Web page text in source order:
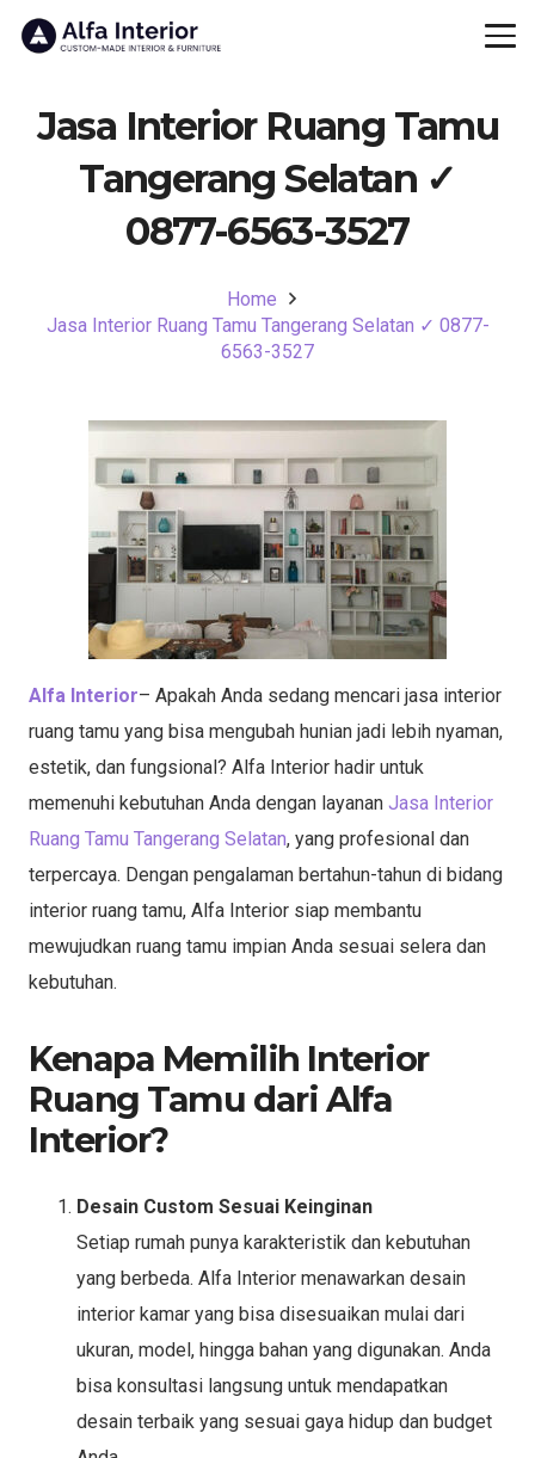
Jasa Interior Ruang Tamu
Tangerang Selatan ✓
0877-6563-3527
Home
Jasa Interior Ruang Tamu Tangerang Selatan ✓ 0877-
6563-3527
Alfa Interior– Apakah Anda sedang mencari jasa interior
ruang tamu yang bisa mengubah hunian jadi lebih nyaman,
estetik, dan fungsional? Alfa Interior hadir untuk
memenuhi kebutuhan Anda dengan layanan Jasa Interior
Ruang Tamu Tangerang Selatan, yang profesional dan
terpercaya. Dengan pengalaman bertahun-tahun di bidang
interior ruang tamu, Alfa Interior siap membantu
mewujudkan ruang tamu impian Anda sesuai selera dan
kebutuhan.
Kenapa Memilih Interior
Ruang Tamu dari Alfa
Interior?
Desain Custom Sesuai Keinginan
Setiap rumah punya karakteristik dan kebutuhan
yang berbeda. Alfa Interior menawarkan desain
interior kamar yang bisa disesuaikan mulai dari
ukuran, model, hingga bahan yang digunakan. Anda
bisa konsultasi langsung untuk mendapatkan
desain terbaik yang sesuai gaya hidup dan budget